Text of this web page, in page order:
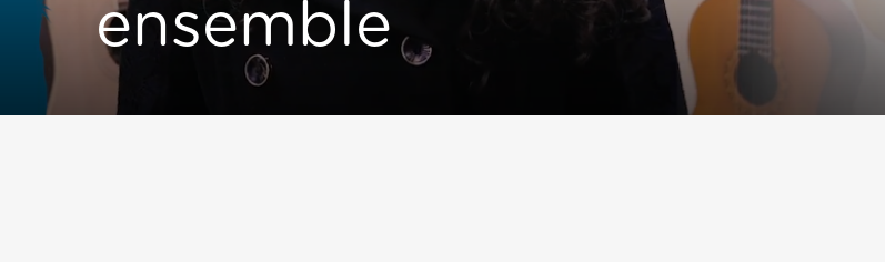
ensemble